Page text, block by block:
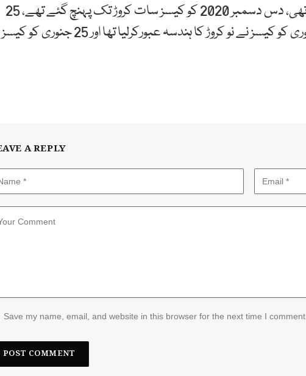
24 نومبر کو کورونا کیسز کی تعداد چھ کروڑ ہوئی تھی، دس دسمبر 2020 کو کیسز سات کروڑ تک پہنچ گئے تھے، 25
دسمبر کو کیسز کی تعداد آٹھ کروڑ ہو گئی، 9 جنوری کو کیسز نے نو کروڑ کا ہندسہ عبورکرلیا تھا اور 25 جنوری کو کیسز
A REPLY
Save my name, email, and website in this browser for the next time I comment.